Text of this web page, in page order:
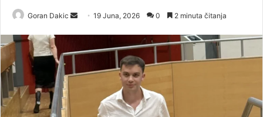
Goran Dakic
d
a
19 Juna, 2026 0 2 minuta čitanja